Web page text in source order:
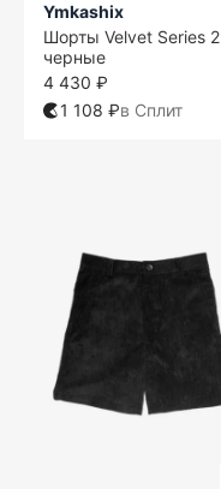
Ymkashix
Шорты Velvet Series 2
черные
4 430 ₽
1 108 ₽в Сплит